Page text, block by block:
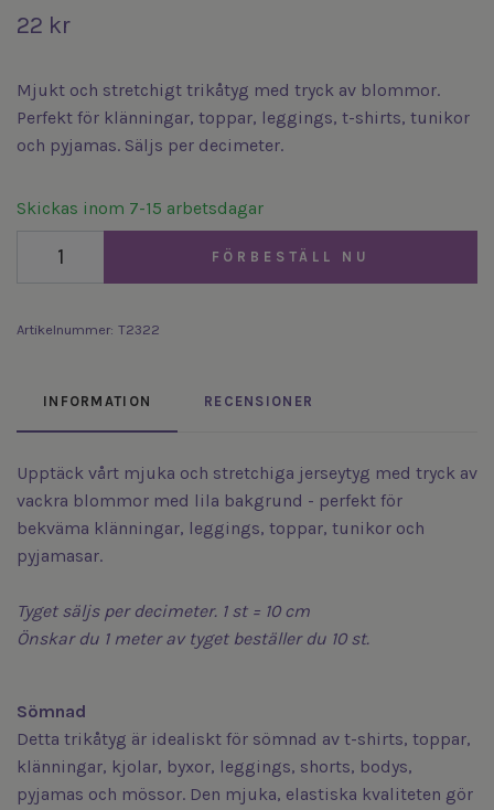
22 kr
Mjukt och stretchigt trikåtyg med tryck av blommor.
Perfekt för klänningar, toppar, leggings, t-shirts, tunikor
och pyjamas. Säljs per decimeter.
Skickas inom 7-15 arbetsdagar
FÖRBESTÄLL NU
Artikelnummer: T2322
INFORMATION RECENSIONER
Upptäck vårt mjuka och stretchiga jerseytyg med tryck av
vackra blommor med lila bakgrund - perfekt för
bekväma klänningar, leggings, toppar, tunikor och
pyjamasar.
Tyget säljs per decimeter. 1 st = 10 cm
Önskar du 1 meter av tyget beställer du 10 st.
Sömnad
Detta trikåtyg är idealiskt för sömnad av t-shirts, toppar,
klänningar, kjolar, byxor, leggings, shorts, bodys,
pyjamas och mössor. Den mjuka, elastiska kvaliteten gör